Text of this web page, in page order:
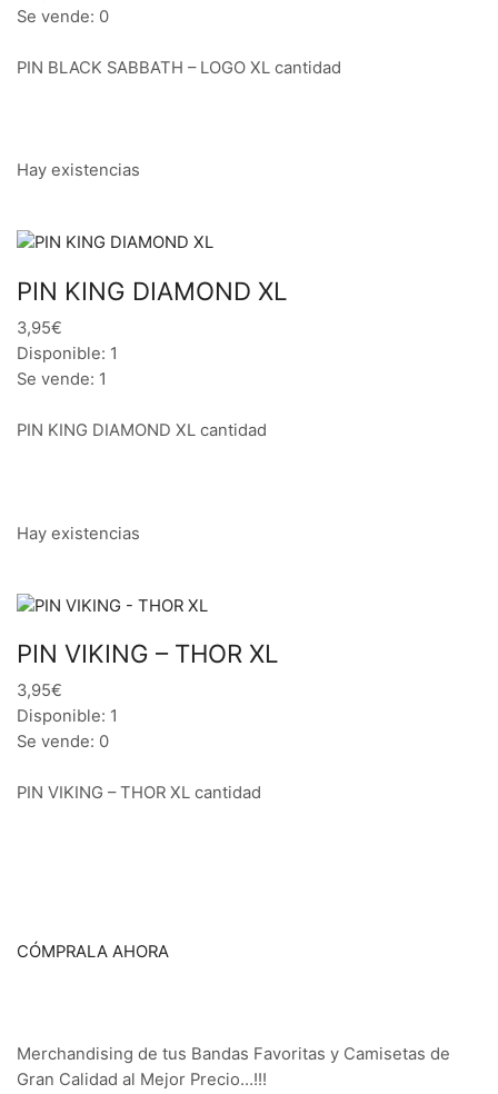
Se vende: 0
PIN BLACK SABBATH – LOGO XL cantidad
Hay existencias
PIN KING DIAMOND XL
3,95€
Disponible: 1
Se vende: 1
PIN KING DIAMOND XL cantidad
Hay existencias
PIN VIKING – THOR XL
3,95€
Disponible: 1
Se vende: 0
PIN VIKING – THOR XL cantidad
CÓMPRALA AHORA
Merchandising de tus Bandas Favoritas y Camisetas de
Gran Calidad al Mejor Precio…!!!